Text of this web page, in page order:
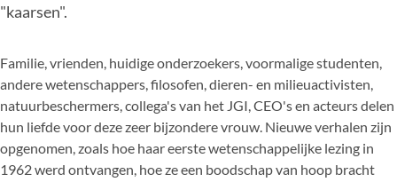
"kaarsen".
Familie, vrienden, huidige onderzoekers, voormalige studenten,
andere wetenschappers, filosofen, dieren- en milieuactivisten,
natuurbeschermers, collega's van het JGI, CEO's en acteurs delen
hun liefde voor deze zeer bijzondere vrouw. Nieuwe verhalen zijn
opgenomen, zoals hoe haar eerste wetenschappelijke lezing in
1962 werd ontvangen, hoe ze een boodschap van hoop bracht